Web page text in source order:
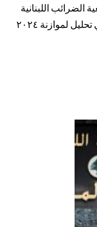
الضرائب اللبنانية
لموازنة ٢٠٢٤